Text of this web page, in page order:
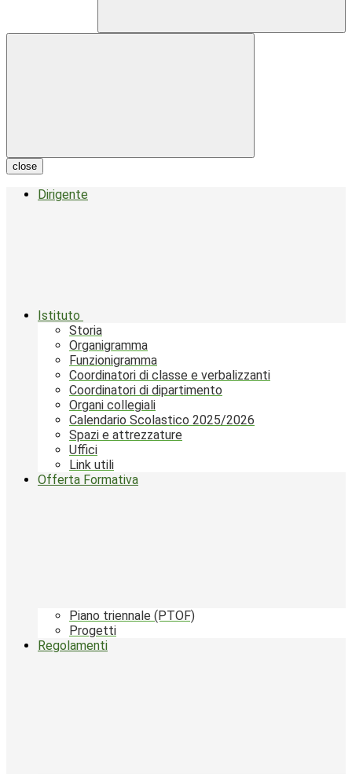
close
Dirigente
Istituto
Storia
Organigramma
Funzionigramma
Coordinatori di classe e verbalizzanti
Coordinatori di dipartimento
Organi collegiali
Calendario Scolastico 2025/2026
Spazi e attrezzature
Uffici
Link utili
Offerta Formativa
Piano triennale (PTOF)
Progetti
Regolamenti